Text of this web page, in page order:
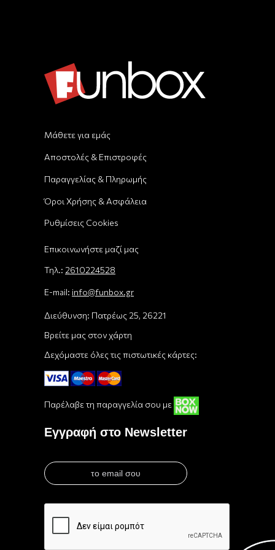
Μάθετε για εμάς
Αποστολές & Επιστροφές
Παραγγελίας & Πληρωμής
Όροι Χρήσης & Ασφάλεια
Ρυθμίσεις Cookies
Επικοινωνήστε μαζί μας
Τηλ.: 2610224528
E-mail: info@funbox.gr
Διεύθυνση: Πατρέως 25, 26221
Βρείτε μας στον χάρτη
Δεχόμαστε όλες τις πιστωτικές κάρτες:
Παρέλαβε τη παραγγελία σου με
Εγγραφή στο Newsletter